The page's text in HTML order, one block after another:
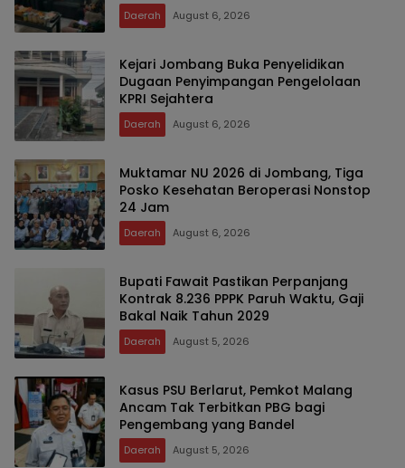
Daerah August 6, 2026
Kejari Jombang Buka Penyelidikan
Dugaan Penyimpangan Pengelolaan
KPRI Sejahtera
Daerah August 6, 2026
Muktamar NU 2026 di Jombang, Tiga
Posko Kesehatan Beroperasi Nonstop
24 Jam
Daerah August 6, 2026
Bupati Fawait Pastikan Perpanjang
Kontrak 8.236 PPPK Paruh Waktu, Gaji
Bakal Naik Tahun 2029
Daerah August 5, 2026
Kasus PSU Berlarut, Pemkot Malang
Ancam Tak Terbitkan PBG bagi
Pengembang yang Bandel
Daerah August 5, 2026